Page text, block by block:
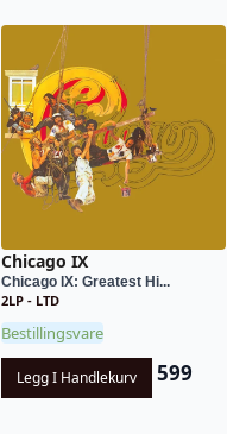
Chicago IX
Chicago IX: Greatest Hi...
2LP - LTD
Bestillingsvare
Legg I Handlekurv 599